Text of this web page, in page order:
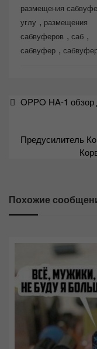
размещения
углу , размещения
сабвуферов , саб ,
сабвуфер ,
Навигация
записям
OPPO HA-1 обзор
Предусилитель
Похожие